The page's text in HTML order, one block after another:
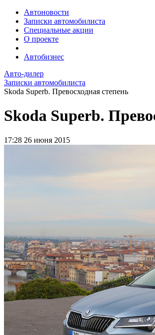
Автоновости
Записки автомобилиста
Специальные акции
О проекте
Автобизнес
Авто-дилер
Записки автомобилиста
Skoda Superb. Превосходная степень
Skoda Superb.
17:28 26 июня 2015